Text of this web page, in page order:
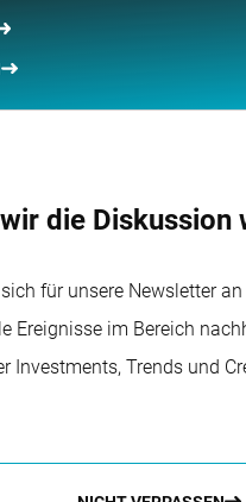
die Diskussion
für unsere Newsletter
Ereignisse im Bereich
Investments, Trends und